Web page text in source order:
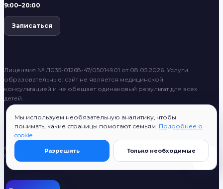
Мы используем необязательную аналитику, чтобы
понимать, какие страницы помогают семьям. Подробнее о
cookie.
Разрешить Только необходимые
9:00–20:00
Записаться
Лицензия № Л035-01268-47/05014901 от 08.05.2026. Услуги
образовательные: сайт не является медицинской
консультацией и не обещает одинаковый результат для всех
детей.
© 2022–2026 ABASPB
Согласие на публикацию
Все разделы ABASPB System